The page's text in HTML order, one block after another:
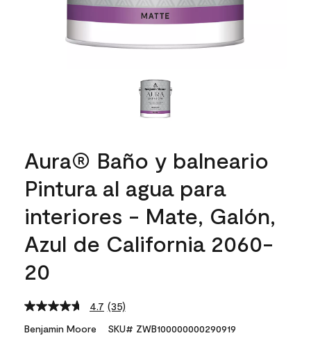
Aura® Baño y balneario
Pintura al agua para
interiores - Mate, Galón,
Azul de California 2060-
20
4.7 Read
Reviews.
(35)
Benjamin Moore SKU# ZWB100000000290919